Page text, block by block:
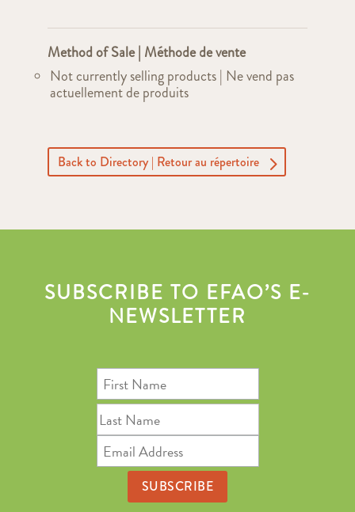
Method of Sale | Méthode de vente
Not currently selling products | Ne vend pas
actuellement de produits
Back to Directory | Retour au répertoire
SUBSCRIBE TO EFAO’S E-
NEWSLETTER